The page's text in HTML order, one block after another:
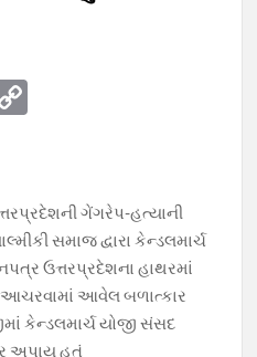
y
Li
n
k
ગેંગરેપ-હત્યાની
સમાજ દ્વારા કેન્ડલમાર્ચ
ઉત્તરપ્રદેશના હાથરમાં
આચરવામાં આવેલ બળાત્કાર
કેન્ડલમાર્ચ યોજી સંસદ
અપાયુ હતું